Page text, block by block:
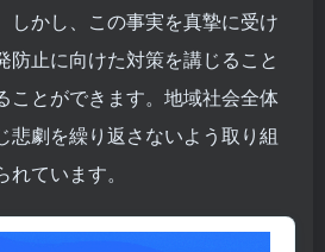
しかし、この事実を真摯に受け
防止に向けた対策を講じること
ことができます。地域社会全体
悲劇を繰り返さないよう取り組
ています。